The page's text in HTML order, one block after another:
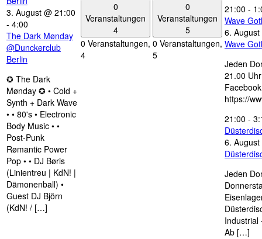
3. August @ 21:00
- 4:00
The Dark Mønday
@Dunckerclub
Berlin
✪ The Dark
Mønday ✪ • Cold +
Synth + Dark Wave
• • 80's • Electronic
Body Music • •
Post-Punk
Rømantic Power
Pop • • DJ Børis
(Linientreu | KdN! |
Dämonenball) •
Guest DJ Björn
(KdN! / […]
0
Veranstaltungen
4
0 Veranstaltungen,
4
0
Veranstaltungen
5
0 Veranstaltungen,
5
21:00 -
Wave
6.
Wave
Jeden
21.00
https://
21:00 -
6.
Jeden
Industrial
Ab […]